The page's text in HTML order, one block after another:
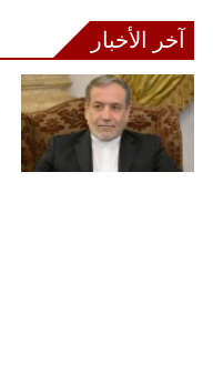
آخر الأخبار